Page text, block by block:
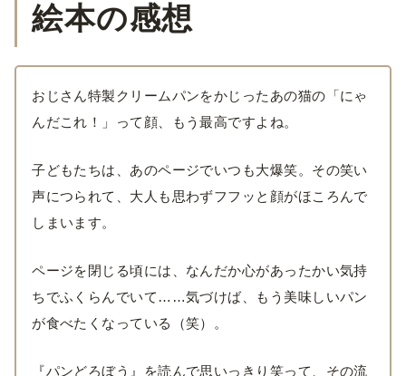
絵本の感想
おじさん特製クリームパンをかじったあの猫の「にゃ
んだこれ！」って顔、もう最高ですよね。
子どもたちは、あのページでいつも大爆笑。その笑い
声につられて、大人も思わずフフッと顔がほころんで
しまいます。
ページを閉じる頃には、なんだか心があったかい気持
ちでふくらんでいて……気づけば、もう美味しいパン
が食べたくなっている（笑）。
『パンどろぼう』を読んで思いっきり笑って、その流